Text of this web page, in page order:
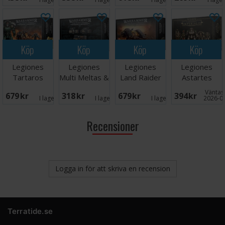
Köp
Legiones
Tartaros
Squad
679 SEK I lager: 2
Köp
Legiones
Multi Meltas &
Cannons
318 SEK I lager: 2
Köp
Legiones
Land Raider
679 SEK I lager: 3
Köp
Legiones
Astartes
Infantry
394 SEK 2026-
Recensioner
Logga in för att skriva en recension
Terratide.se